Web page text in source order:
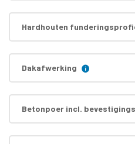
Hardhouten
Dakafwerking
Betonpoer incl.